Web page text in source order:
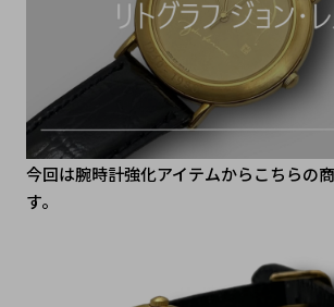
今回は腕時計強化アイテムからこちらの
す。